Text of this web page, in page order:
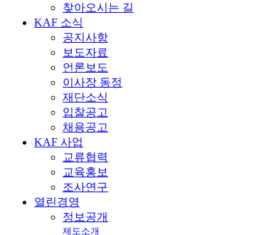
찾아오시는 길
KAF 소식
공지사항
보도자료
언론보도
이사장 동정
재단소식
입찰공고
채용공고
KAF 사업
교류협력
교육홍보
조사연구
열린경영
정보공개
제도소개